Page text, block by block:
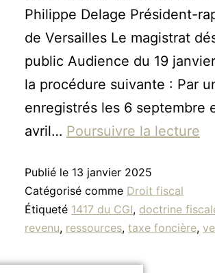
Philippe Delage Président-
de Versailles Le magistrat
public Audience du 19
la procédure suivante : Par
enregistrés les 6 septembre
avril… Poursuivre la lecture
Publié le 13 janvier 2025
Catégorisé comme Droit fiscal
Étiqueté 1417 du CGI, doctrine
revenu, ressources, taxe foncière,